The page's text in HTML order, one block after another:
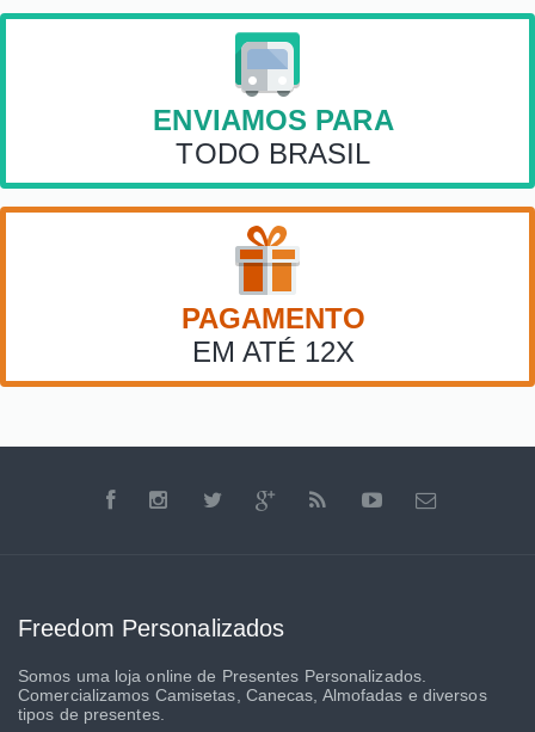
ENVIAMOS PARA
TODO BRASIL
PAGAMENTO
EM ATÉ 12X
Freedom Personalizados
Somos uma loja online de Presentes Personalizados.
Comercializamos Camisetas, Canecas, Almofadas e diversos
tipos de presentes.